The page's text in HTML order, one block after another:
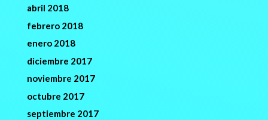
abril 2018
febrero 2018
enero 2018
diciembre 2017
noviembre 2017
octubre 2017
septiembre 2017